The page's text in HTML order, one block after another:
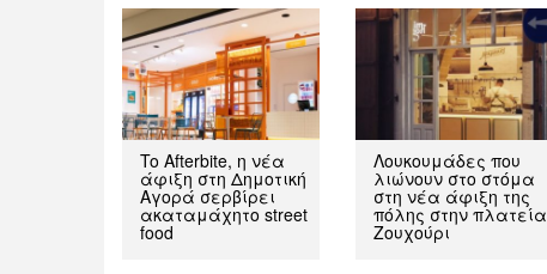
To Afterbite, η νέα
άφιξη στη Δημοτική
Αγορά σερβίρει
ακαταμάχητο street
food
Λουκουμάδες που
λιώνουν στο στόμα
στη νέα άφιξη της
πόλης στην πλατεία
Ζουχούρι